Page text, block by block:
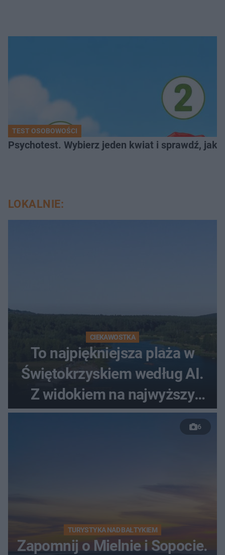
TEST OSOBOWOŚCI
Psychotest. Wybierz jeden kwiat i sprawdź, jaki
LOKALNIE:
CIEKAWOSTKA
To najpiękniejsza plaża w
Świętokrzyskiem według AI.
Z widokiem na najwyższy
szczyt Gór Świętokrzyskich
6
TURYSTYKA NAD BAŁTYKIEM
Zapomnij o Mielnie i Sopocie.